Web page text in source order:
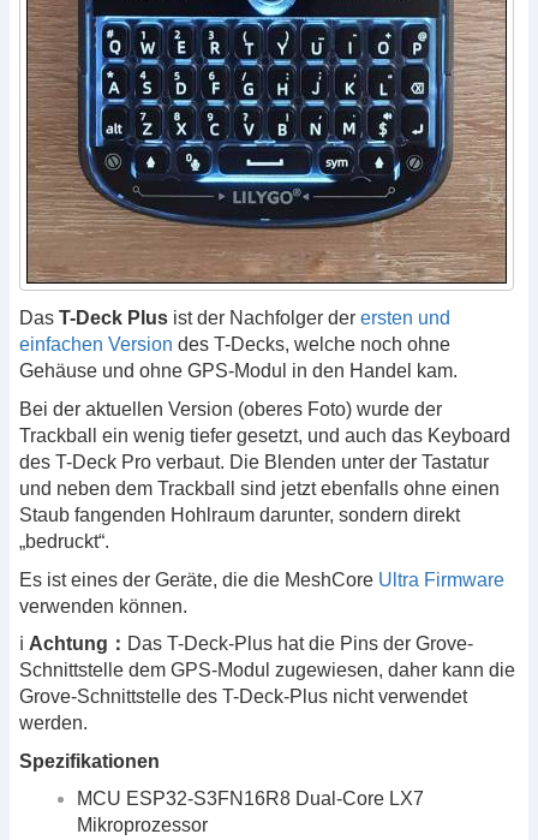
Das T-Deck Plus ist der Nachfolger der ersten und
einfachen Version des T-Decks, welche noch ohne
Gehäuse und ohne GPS-Modul in den Handel kam.
Bei der aktuellen Version (oberes Foto) wurde der
Trackball ein wenig tiefer gesetzt, und auch das Keyboard
des T-Deck Pro verbaut. Die Blenden unter der Tastatur
und neben dem Trackball sind jetzt ebenfalls ohne einen
Staub fangenden Hohlraum darunter, sondern direkt
„bedruckt“.
Es ist eines der Geräte, die die MeshCore Ultra Firmware
verwenden können.
ℹ️ Achtung： Das T-Deck-Plus hat die Pins der Grove-
Schnittstelle dem GPS-Modul zugewiesen, daher kann die
Grove-Schnittstelle des T-Deck-Plus nicht verwendet
werden.
Spezifikationen
MCU ESP32-S3FN16R8 Dual-Core LX7
Mikroprozessor